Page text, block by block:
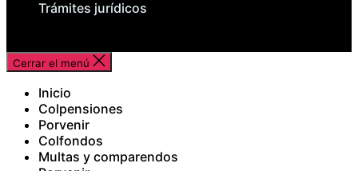
Trámites jurídicos
Cerrar el menú
Inicio
Colpensiones
Porvenir
Colfondos
Multas y comparendos